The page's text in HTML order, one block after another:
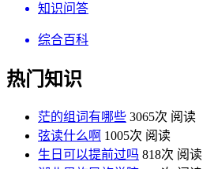
知识问答
综合百科
热门知识
茫的组词有哪些 3065次 阅读
弦读什么啊 1005次 阅读
生日可以提前过吗 818次 阅读